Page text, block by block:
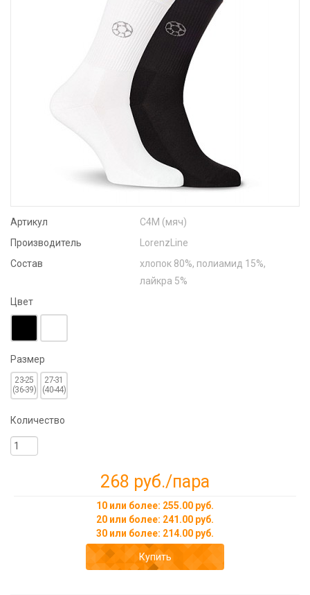
Артикул
С4М (мяч)
Производитель
LorenzLine
Состав
хлопок 80%, полиамид 15%,
лайкра 5%
Цвет
Размер
23-25
(36-39)
27-31
(40-44)
Количество
268 руб./пара
10 или более: 255.00 руб.
20 или более: 241.00 руб.
30 или более: 214.00 руб.
Купить